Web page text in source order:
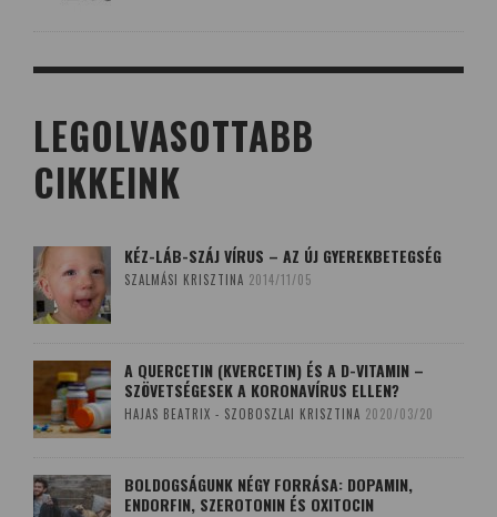
LEGOLVASOTTABB
CIKKEINK
KÉZ-LÁB-SZÁJ VÍRUS – AZ ÚJ GYEREKBETEGSÉG
SZALMÁSI KRISZTINA 2014/11/05
A QUERCETIN (KVERCETIN) ÉS A D-VITAMIN –
SZÖVETSÉGESEK A KORONAVÍRUS ELLEN?
HAJAS BEATRIX - SZOBOSZLAI KRISZTINA 2020/03/20
BOLDOGSÁGUNK NÉGY FORRÁSA: DOPAMIN,
ENDORFIN, SZEROTONIN ÉS OXITOCIN